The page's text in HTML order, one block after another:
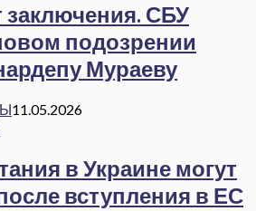
заключения. СБУ
подозрении
Мураеву
11.05.2026
в Украине могут
вступления в ЕС